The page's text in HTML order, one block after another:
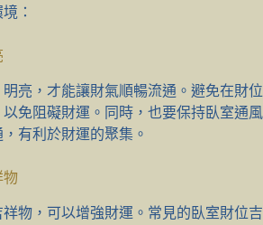
：
亮，才能讓財氣順暢流通。避免在財位
免阻礙財運。同時，也要保持臥室通風
有利於財運的聚集。
物
物，可以增強財運。常見的臥室財位吉